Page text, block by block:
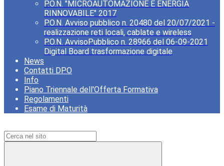
P.O.N. "MICROAUTOMAZIONE E ENERGIA
RINNOVABILE" 2017
P.O.N. Avviso pubblico n. 20480 del 20/07/2021 -
realizzazione reti locali, cablate e wireless
P.O.N. AvvisoPubblico n. 28966 del 06-09-2021
Digital Board trasformazione digitale
News
Contatti DPO
Info
Piano Triennale dell'Offerta Formativa
Regolamenti
Esame di Maturità